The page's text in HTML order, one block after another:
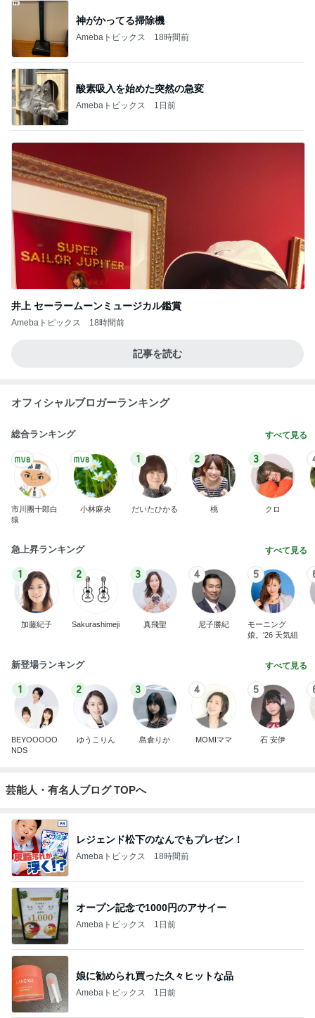
神がかってる掃除機
Amebaトピックス 18時間前
酸素吸入を始めた突然の急変
Amebaトピックス 1日前
井上 セーラームーンミュージカル鑑賞
Amebaトピックス 18時間前
記事を読む
オフィシャルブロガーランキング
総合ランキング すべて見る
市川團十郎白
猿
小林麻央
1
だいたひかる
2
桃
3
クロ
急上昇ランキング すべて見る
1
加藤紀子
2
Sakurashimeji
3
真飛聖
4
尼子勝紀
5
モーニング
娘。'26 天気組
新登場ランキング すべて見る
1
BEYOOOOO
NDS
2
ゆうこりん
3
島倉りか
4
MOMIママ
5
石 安伊
芸能人・有名人ブログ TOPへ
レジェンド松下のなんでもプレゼン！
Amebaトピックス 18時間前
オープン記念で1000円のアサイー
Amebaトピックス 1日前
娘に勧められ買った久々ヒットな品
Amebaトピックス 1日前